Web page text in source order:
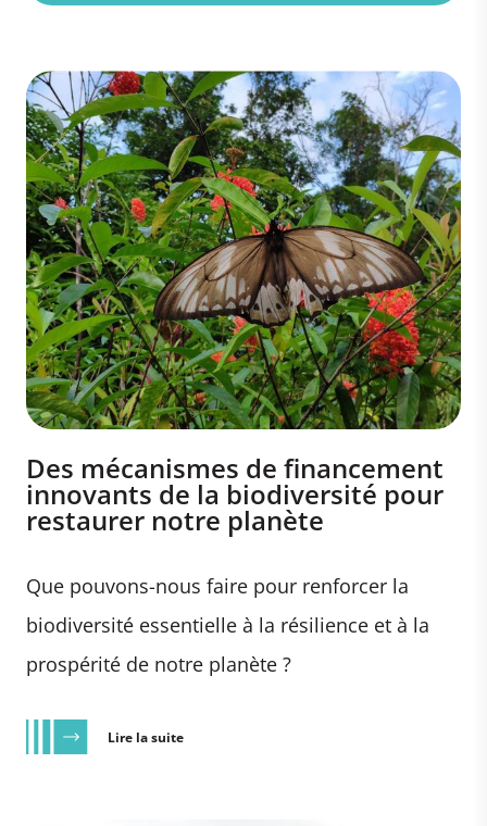
Des mécanismes de financement
innovants de la biodiversité pour
restaurer notre planète
Que pouvons-nous faire pour renforcer la
biodiversité essentielle à la résilience et à la
prospérité de notre planète ?
Lire la suite